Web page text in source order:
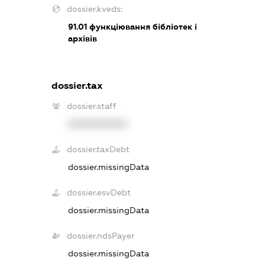
dossier.kveds:
91.01 функціювання бібліотек і
архівів
dossier.tax
dossier.staff
dossier.taxDebt
dossier.missingData
dossier.esvDebt
dossier.missingData
dossier.ndsPayer
dossier.missingData